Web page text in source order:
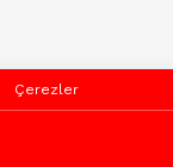
Çerezler